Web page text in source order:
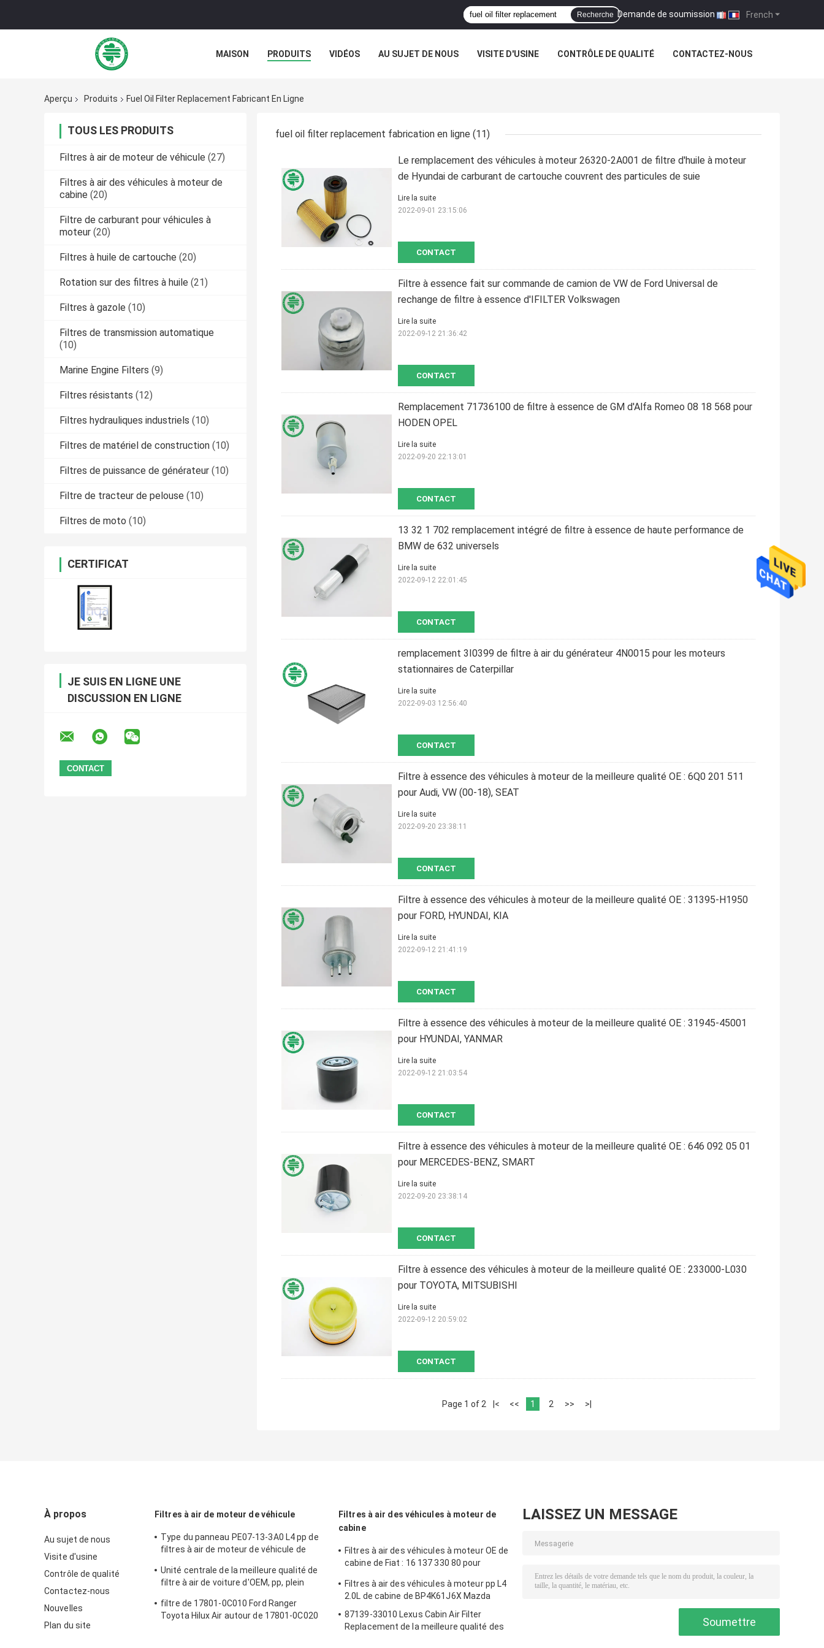
French
Demande de soumission |
Recherche
MAISON PRODUITS VIDÉOS AU SUJET DE NOUS VISITE D'USINE CONTRÔLE DE QUALITÉ CONTACTEZ-NOUS
Aperçu
Produits Fuel Oil Filter Replacement Fabricant En Ligne
TOUS LES PRODUITS
Filtres à air de moteur de véhicule (27)
Filtres à air des véhicules à moteur de
cabine (20)
Filtre de carburant pour véhicules à
moteur (20)
Filtres à huile de cartouche (20)
Rotation sur des filtres à huile (21)
Filtres à gazole (10)
Filtres de transmission automatique
(10)
Marine Engine Filters (9)
Filtres résistants (12)
Filtres hydrauliques industriels (10)
Filtres de matériel de construction (10)
Filtres de puissance de générateur (10)
Filtre de tracteur de pelouse (10)
Filtres de moto (10)
CERTIFICAT
JE SUIS EN LIGNE UNE
DISCUSSION EN LIGNE
fuel oil filter replacement fabrication en ligne (11)
Le remplacement des véhicules à moteur 26320-2A001 de filtre d'huile à moteur
de Hyundai de carburant de cartouche couvrent des particules de suie
CONTACT
Lire la suite
2022-09-01 23:15:06
Filtre à essence fait sur commande de camion de VW de Ford Universal de
rechange de filtre à essence d'IFILTER Volkswagen
CONTACT
Lire la suite
2022-09-12 21:36:42
Remplacement 71736100 de filtre à essence de GM d'Alfa Romeo 08 18 568 pour
HODEN OPEL
CONTACT
Lire la suite
2022-09-20 22:13:01
13 32 1 702 remplacement intégré de filtre à essence de haute performance de
BMW de 632 universels
CONTACT
Lire la suite
2022-09-12 22:01:45
remplacement 3I0399 de filtre à air du générateur 4N0015 pour les moteurs
stationnaires de Caterpillar
CONTACT
Lire la suite
2022-09-03 12:56:40
Filtre à essence des véhicules à moteur de la meilleure qualité OE : 6Q0 201 511
pour Audi, VW (00-18), SEAT
CONTACT
Lire la suite
2022-09-20 23:38:11
Filtre à essence des véhicules à moteur de la meilleure qualité OE : 31395-H1950
pour FORD, HYUNDAI, KIA
CONTACT
Lire la suite
2022-09-12 21:41:19
Filtre à essence des véhicules à moteur de la meilleure qualité OE : 31945-45001
pour HYUNDAI, YANMAR
CONTACT
Lire la suite
2022-09-12 21:03:54
Filtre à essence des véhicules à moteur de la meilleure qualité OE : 646 092 05 01
pour MERCEDES-BENZ, SMART
CONTACT
Lire la suite
2022-09-20 23:38:14
Filtre à essence des véhicules à moteur de la meilleure qualité OE : 233000-L030
pour TOYOTA, MITSUBISHI
CONTACT
Lire la suite
2022-09-12 20:59:02
Page 1 of 2 |< << 1 2 >> >|
À propos
Au sujet de nous
Visite d'usine
Contrôle de qualité
Contactez-nous
Nouvelles
Plan du site
Filtres à air de moteur de véhicule
Type du panneau PE07-13-3A0 L4 pp de
filtres à air de moteur de véhicule de
Unité centrale de la meilleure qualité de
filtre à air de voiture d'OEM, pp, plein
filtre de 17801-0C010 Ford Ranger
Toyota Hilux Air autour de 17801-0C020
Filtres à air des véhicules à moteur de
cabine
Filtres à air des véhicules à moteur OE de
cabine de Fiat : 16 137 330 80 pour
Filtres à air des véhicules à moteur pp L4
2.0L de cabine de BP4K61J6X Mazda
87139-33010 Lexus Cabin Air Filter
Replacement de la meilleure qualité des
LAISSEZ UN MESSAGE